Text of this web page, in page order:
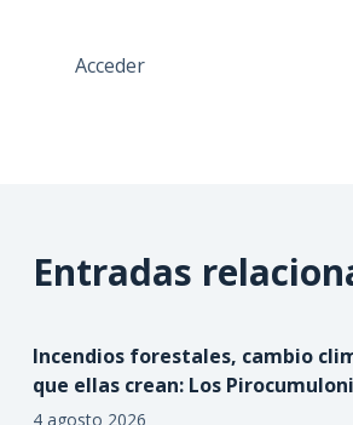
Acceder
Entradas
Incendios forestales, cambio
que ellas crean: Los
4 agosto 2026